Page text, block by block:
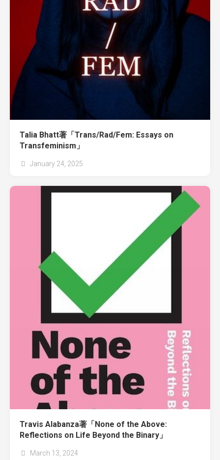
Talia Bhatt著「Trans/Rad/Fem: Essays on
Transfeminism」
January 24, 2025
Travis Alabanza著「None of the Above:
Reflections on Life Beyond the Binary」
March 13, 2024